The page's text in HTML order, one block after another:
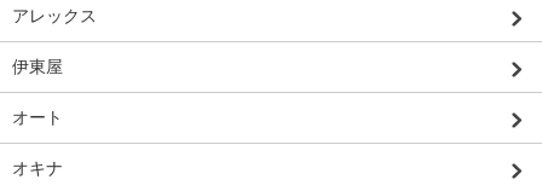
アレックス
伊東屋
オート
オキナ